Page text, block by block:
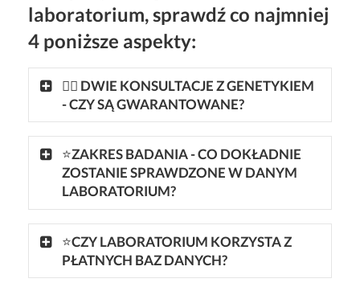
laboratorium, sprawdź co najmniej
4 poniższe aspekty:
👩‍⚕ DWIE KONSULTACJE Z GENETYKIEM
- CZY SĄ GWARANTOWANE?
⭐ZAKRES BADANIA - CO DOKŁADNIE
ZOSTANIE SPRAWDZONE W DANYM
LABORATORIUM?
⭐CZY LABORATORIUM KORZYSTA Z
PŁATNYCH BAZ DANYCH?